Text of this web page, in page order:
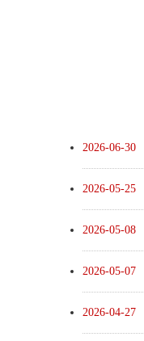
2026-06-30
2026-05-25
2026-05-08
2026-05-07
2026-04-27